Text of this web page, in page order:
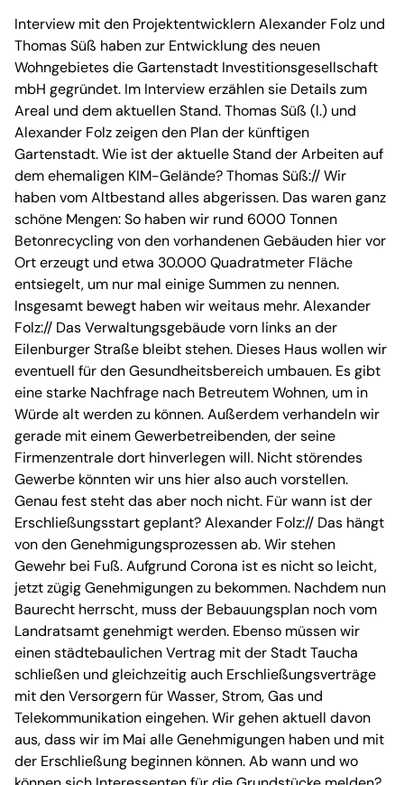
Interview mit den Projektentwicklern Alexander Folz und
Thomas Süß haben zur Entwicklung des neuen
Wohngebietes die Gartenstadt Investitionsgesellschaft
mbH gegründet. Im Interview erzählen sie Details zum
Areal und dem aktuellen Stand. Thomas Süß (l.) und
Alexander Folz zeigen den Plan der künftigen
Gartenstadt. Wie ist der aktuelle Stand der Arbeiten auf
dem ehemaligen KIM-Gelände? Thomas Süß:// Wir
haben vom Altbestand alles abgerissen. Das waren ganz
schöne Mengen: So haben wir rund 6000 Tonnen
Betonrecycling von den vorhandenen Gebäuden hier vor
Ort erzeugt und etwa 30.000 Quadratmeter Fläche
entsiegelt, um nur mal einige Summen zu nennen.
Insgesamt bewegt haben wir weitaus mehr. Alexander
Folz:// Das Verwaltungsgebäude vorn links an der
Eilenburger Straße bleibt stehen. Dieses Haus wollen wir
eventuell für den Gesundheitsbereich umbauen. Es gibt
eine starke Nachfrage nach Betreutem Wohnen, um in
Würde alt werden zu können. Außerdem verhandeln wir
gerade mit einem Gewerbetreibenden, der seine
Firmenzentrale dort hinverlegen will. Nicht störendes
Gewerbe könnten wir uns hier also auch vorstellen.
Genau fest steht das aber noch nicht. Für wann ist der
Erschließungsstart geplant? Alexander Folz:// Das hängt
von den Genehmigungsprozessen ab. Wir stehen
Gewehr bei Fuß. Aufgrund Corona ist es nicht so leicht,
jetzt zügig Genehmigungen zu bekommen. Nachdem nun
Baurecht herrscht, muss der Bebauungsplan noch vom
Landratsamt genehmigt werden. Ebenso müssen wir
einen städtebaulichen Vertrag mit der Stadt Taucha
schließen und gleichzeitig auch Erschließungsverträge
mit den Versorgern für Wasser, Strom, Gas und
Telekommunikation eingehen. Wir gehen aktuell davon
aus, dass wir im Mai alle Genehmigungen haben und mit
der Erschließung beginnen können. Ab wann und wo